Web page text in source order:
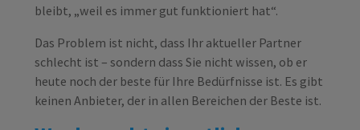
bleibt, „weil es immer gut funktioniert hat“.
Das Problem ist nicht, dass Ihr aktueller Partner
schlecht ist – sondern dass Sie nicht wissen, ob er
heute noch der beste für Ihre Bedürfnisse ist. Es gibt
keinen Anbieter, der in allen Bereichen der Beste ist.